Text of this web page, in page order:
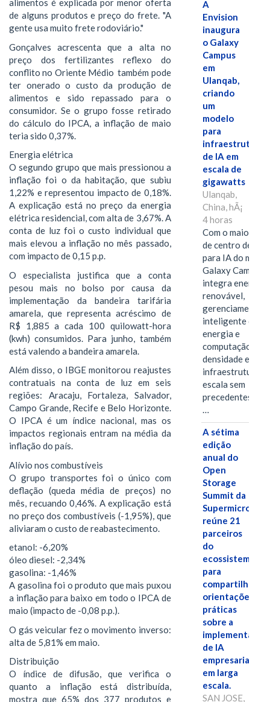
alimentos é explicada por menor oferta
de alguns produtos e preço do frete. "A
gente usa muito frete rodoviário."
Gonçalves acrescenta que a alta no
preço dos fertilizantes reflexo do
conflito no Oriente Médio também pode
ter onerado o custo da produção de
alimentos e sido repassado para o
consumidor. Se o grupo fosse retirado
do cálculo do IPCA, a inflação de maio
teria sido 0,37%.
Energia elétrica
O segundo grupo que mais pressionou a
inflação foi o da habitação, que subiu
1,22% e representou impacto de 0,18%.
A explicação está no preço da energia
elétrica residencial, com alta de 3,67%. A
conta de luz foi o custo individual que
mais elevou a inflação no mês passado,
com impacto de 0,15 p.p.
O especialista justifica que a conta
pesou mais no bolso por causa da
implementação da bandeira tarifária
amarela, que representa acréscimo de
R$ 1,885 a cada 100 quilowatt-hora
(kwh) consumidos. Para junho, também
está valendo a bandeira amarela.
Além disso, o IBGE monitorou reajustes
contratuais na conta de luz em seis
regiões: Aracaju, Fortaleza, Salvador,
Campo Grande, Recife e Belo Horizonte.
O IPCA é um índice nacional, mas os
impactos regionais entram na média da
inflação do país.
Alívio nos combustíveis
O grupo transportes foi o único com
deflação (queda média de preços) no
mês, recuando 0,46%. A explicação está
no preço dos combustíveis (-1,95%), que
aliviaram o custo de reabastecimento.
etanol: -6,20%
óleo diesel: -2,34%
gasolina: -1,46%
A gasolina foi o produto que mais puxou
a inflação para baixo em todo o IPCA de
maio (impacto de -0,08 p.p.).
O gás veicular fez o movimento inverso:
alta de 5,81% em maio.
Distribuição
O índice de difusão, que verifica o
quanto a inflação está distribuída,
mostra que 65% dos 377 produtos e
A
Envision
inaugura
o Galaxy
Campus
em
Ulanqab,
criando
um
modelo
para
infraestrutura
de IA em
escala de
gigawatts
Ulanqab,
China, hÃ¡
4 horas
Com o maior
de centro de
para IA do
Galaxy Campus
integra energia
renovável,
gerenciamento
inteligente de
energia e
computação de
densidade em
infraestrutura
escala sem
…
A sétima
edição
anual do
Open
Storage
Summit da
Supermicro
reúne 21
parceiros
do
ecossistema
para
compartilhar
orientações
práticas
sobre a
implementação
de IA
empresarial
em larga
escala.
SAN JOSE,